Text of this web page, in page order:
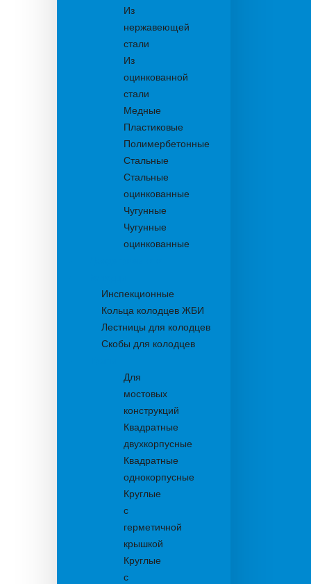
Из
нержавеющей
стали
Из
оцинкованной
стали
Медные
Пластиковые
Полимербетонные
Стальные
Стальные
оцинкованные
Чугунные
Чугунные
оцинкованные
Инспекционные
Кольца колодцев ЖБИ
Лестницы для колодцев
Скобы для колодцев
Для
мостовых
конструкций
Квадратные
двухкорпусные
Квадратные
однокорпусные
Круглые
с
герметичной
крышкой
Круглые
с